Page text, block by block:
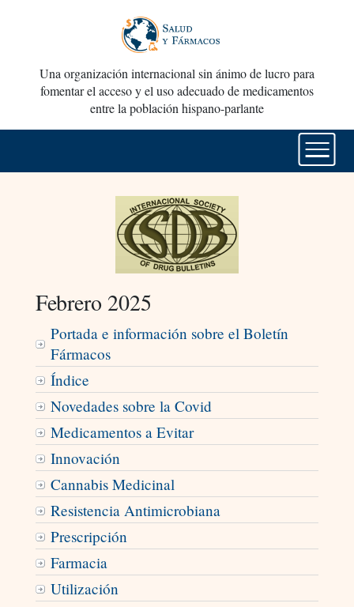
Una organización internacional sin ánimo de lucro para
fomentar el acceso y el uso adecuado de medicamentos
entre la población hispano-parlante
Febrero 2025
Portada e información sobre el Boletín
Fármacos
Índice
Novedades sobre la Covid
Medicamentos a Evitar
Innovación
Cannabis Medicinal
Resistencia Antimicrobiana
Prescripción
Farmacia
Utilización